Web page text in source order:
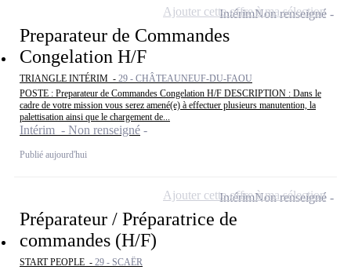
Preparateur de Commandes
Congelation H/F
TRIANGLE INTÉRIM - 29 - CHÂTEAUNEUF-DU-FAOU
POSTE : Preparateur de Commandes Congelation H/F DESCRIPTION : Dans le
cadre de votre mission vous serez amené(e) à effectuer plusieurs manutention, la
palettisation ainsi que le chargement de...
Intérim - Non renseigné
Publié aujourd'hui
IntérimNon renseigné
Ajouter cette offre à ma sélection
Préparateur / Préparatrice de
commandes (H/F)
START PEOPLE - 29 - SCAËR
IntérimNon renseigné
Ajouter cette offre à ma sélection